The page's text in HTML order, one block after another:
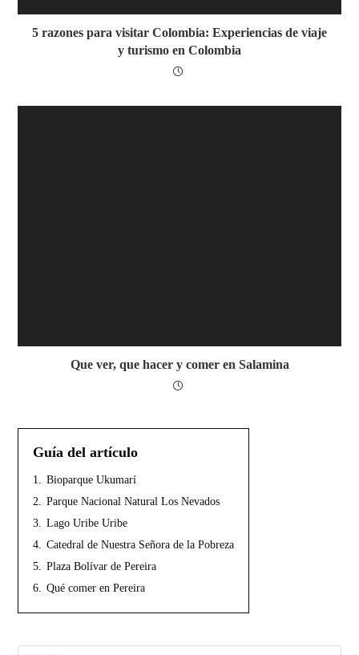
5 razones para visitar Colombia: Experiencias de viaje
y turismo en Colombia
Que ver, que hacer y comer en Salamina
Guía del artículo
1.
Bioparque Ukumarí
2.
Parque Nacional Natural Los Nevados
3.
Lago Uribe Uribe
4.
Catedral de Nuestra Señora de la Pobreza
5.
Plaza Bolívar de Pereira
6.
Qué comer en Pereira